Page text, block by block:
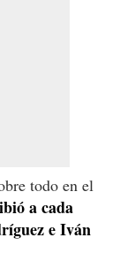
todo en el
a cada
e Iván